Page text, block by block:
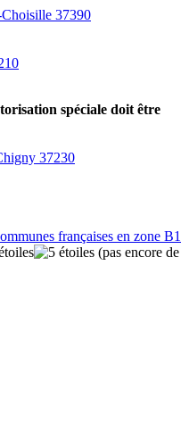
37390
spéciale doit être
37230
françaises en zone B1
(pas encore de